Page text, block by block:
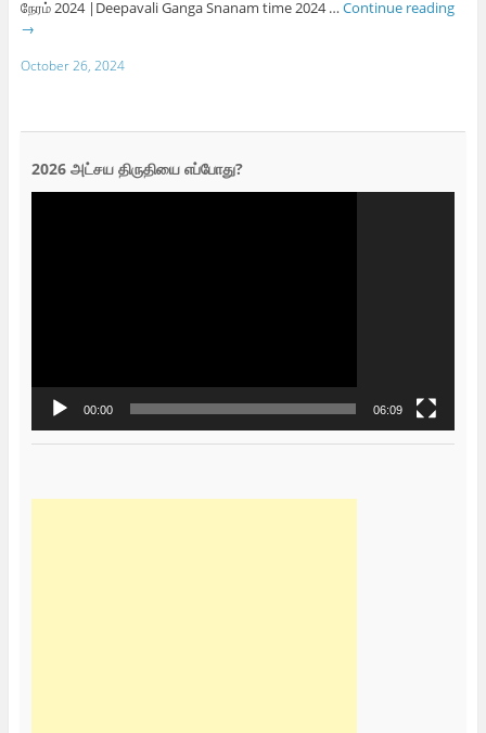
நேரம் 2024 |Deepavali Ganga Snanam time 2024 … Continue reading
→
October 26, 2024
2026 அட்சய திருதியை எப்போது?
00:00 06:09